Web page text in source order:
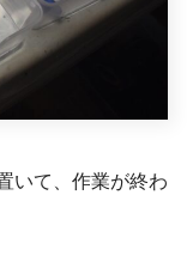
いて、作業が終わ